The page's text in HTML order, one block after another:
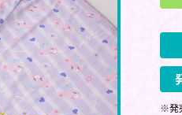
※発